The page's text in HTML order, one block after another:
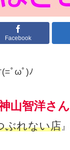
Facebook
(=ﾟωﾟ)ﾉ
山智洋さん
ぶれない店